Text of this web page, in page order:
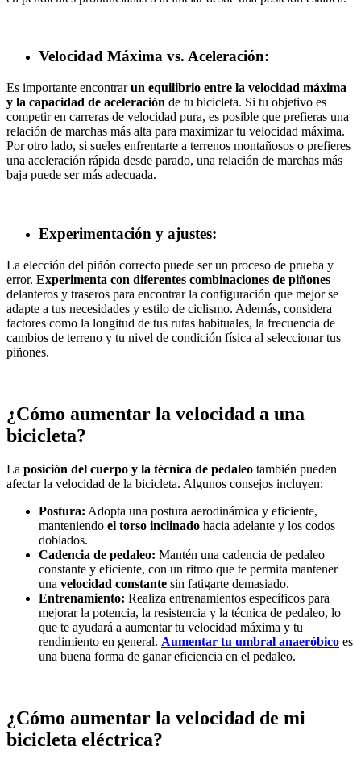
Velocidad Máxima vs. Aceleración:
Es importante encontrarun equilibrio entre la velocidad máxima
y la capacidad de aceleración de tu bicicleta. Si tu objetivo es
competir en carreras de velocidad pura, es posible que prefieras una
relación de marchas más alta para maximizar tu velocidad máxima.
Por otro lado, si sueles enfrentarte a terrenos montañosos o prefieres
una aceleración rápida desde parado, una relación de marchas más
baja puede ser más adecuada.
Experimentación y ajustes:
La elección del piñón correcto puede ser un proceso de prueba y
error. Experimenta con diferentes combinaciones de piñones
delanteros y traseros para encontrar la configuración que mejor se
adapte a tus necesidades y estilo de ciclismo. Además, considera
factores como la longitud de tus rutas habituales, la frecuencia de
cambios de terreno y tu nivel de condición física al seleccionar tus
piñones.
¿Cómo aumentar la velocidad a una
bicicleta?
La posición del cuerpo y la técnica de pedaleo también pueden
afectar la velocidad de la bicicleta. Algunos consejos incluyen:
Postura: Adopta una postura aerodinámica y eficiente,
manteniendo el torso inclinado hacia adelante y los codos
doblados.
Cadencia de pedaleo: Mantén una cadencia de pedaleo
constante y eficiente, con un ritmo que te permita mantener
una velocidad constante sin fatigarte demasiado.
Entrenamiento: Realiza entrenamientos específicos para
mejorar la potencia, la resistencia y la técnica de pedaleo, lo
que te ayudará a aumentar tu velocidad máxima y tu
rendimiento en general. Aumentar tu umbral anaeróbico es
una buena forma de ganar eficiencia en el pedaleo.
¿Cómo aumentar la velocidad de mi
bicicleta eléctrica?